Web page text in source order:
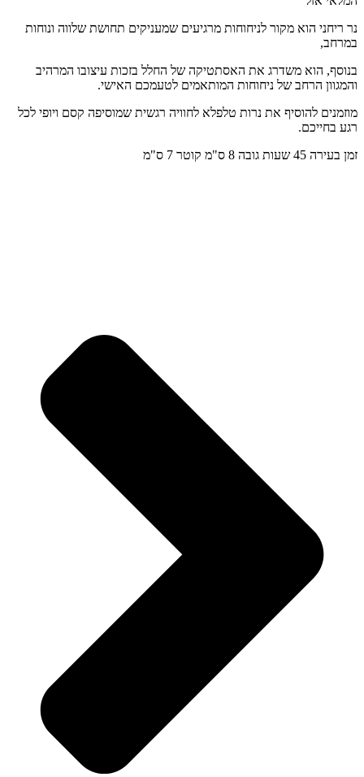
נר ריחני הוא מקור לניחוחות מרגיעים שמעניקים תחושת שלווה ונוחות
במרחב,
בנוסף, הוא משדרג את האסתטיקה של החלל בזכות עיצובו המרהיב
והמגוון הרחב של ניחוחות המותאמים לטעמכם האישי.
מוזמנים להוסיף את נרות טלפלא לחוויה רגשית שמוסיפה קסם ויופי לכל
רגע בחייכם.
זמן בעירה 45 שעות גובה 8 ס"מ קוטר 7 ס"מ